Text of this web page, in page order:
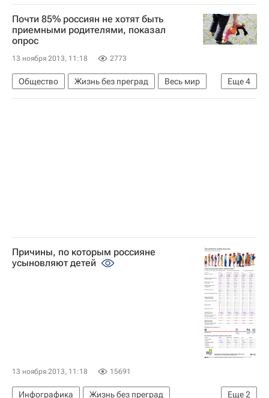
Обстановка на Дальнем Востоке из-за паводка
Жизнь без преград
Европа
Дальневосточный ФО
Почти 85% россиян не хотят быть
приемными родителями, показал
опрос
13 ноября 2013, 11:18 2773
Еще4
Общество Жизнь без преград
Весь мир
Европа
Российское общество социологов
Причины, по которым россияне
усыновляют детей
13 ноября 2013, 11:18 15691
Еще2
Инфографика Жизнь без преград